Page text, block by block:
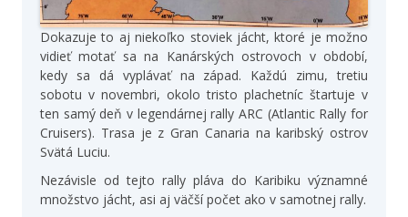
Dokazuje to aj niekoľko stoviek jácht, ktoré je možno
vidieť motať sa na Kanárských ostrovoch v období,
kedy sa dá vyplávať na západ. Každú zimu, tretiu
sobotu v novembri, okolo tristo plachetníc štartuje v
ten samý deň v legendárnej rally ARC (Atlantic Rally for
Cruisers). Trasa je z Gran Canaria na karibský ostrov
Svätá Luciu.
Nezávisle od tejto rally pláva do Karibiku významné
množstvo jácht, asi aj väčší počet ako v samotnej rally.